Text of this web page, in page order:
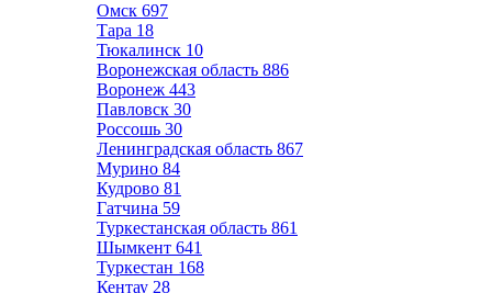
Омск 697
Тара 18
Тюкалинск 10
Воронежская область 886
Воронеж 443
Павловск 30
Россошь 30
Ленинградская область 867
Мурино 84
Кудрово 81
Гатчина 59
Туркестанская область 861
Шымкент 641
Туркестан 168
Кентау 28